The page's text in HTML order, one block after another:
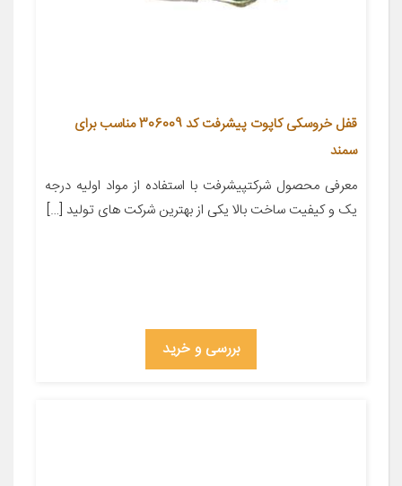
قفل خروسکی کاپوت پیشرفت کد 306009 مناسب برای
سمند
معرفی محصول شرکتپیشرفت با استفاده از مواد اولیه درجه
یک و کیفیت ساخت بالا یکی از بهترین شرکت های تولید […]
بررسی و خرید